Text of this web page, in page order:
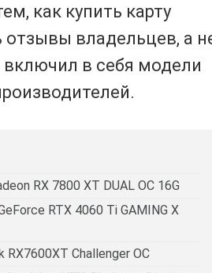
как купить карту
отзывы владельцев, а
в себя модели
RX 7800 XT DUAL OC 16G
RTX 4060 Ti GAMING X
RX7600XT Challenger OC